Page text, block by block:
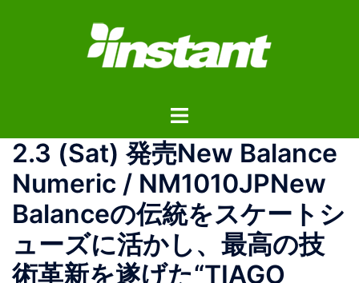
ス
ト
ル
メ
ニ
ュ
ー
2.3 (Sat) 発売New Balance
Numeric / NM1010JPNew
Balanceの伝統をスケートシ
ューズに活かし、最高の技
術革新を遂げた“TIAGO